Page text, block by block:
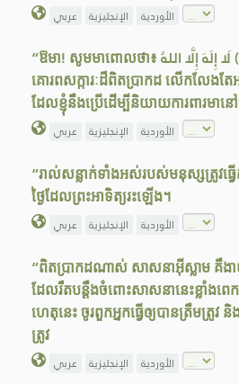
عربي الإنجليزية الأوردية
“ឱមា! សូមមាពោលថា៖ لَا إِلَهَ إِلَّا اللهُ (គ្មានទេម្ចាស់ដែលត្រូវ
គោរពសក្ការៈដ៏ពិតប្រាកដ លើកលែង
ដែលខ្ញុំនឹងប្រើដើម្បីនិយាយការពារមា
عربي الإنجليزية الأوردية
“រាល់សន្លាក់ទាំងអស់របស់មនុស្សត្រូវធ្វើ
ថ្ងៃដែលព្រះអាទិត្យរះឡើង។
عربي الإنجليزية الأوردية
“ពិតប្រាកដណាស់ សាសនាអ៊ីស្លាម គឺ
ដែលរឹតបន្តឹងចំពោះសាសនានេះខ្លាំងព
ហេតុនេះ ចូរពួកអ្នកធ្វើឲ្យបានត្រឹមត្រូវ
ត្រូវ
عربي الإنجليزية الأوردية